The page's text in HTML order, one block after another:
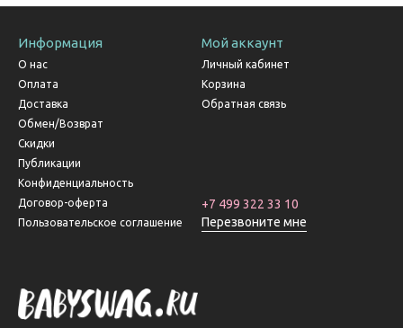
Информация
О нас
Оплата
Доставка
Обмен/Возврат
Скидки
Публикации
Конфиденциальность
Договор-оферта
Пользовательское соглашение
Мой аккаунт
Личный кабинет
Корзина
Обратная связь
+7 499 322 33 10
Перезвоните мне